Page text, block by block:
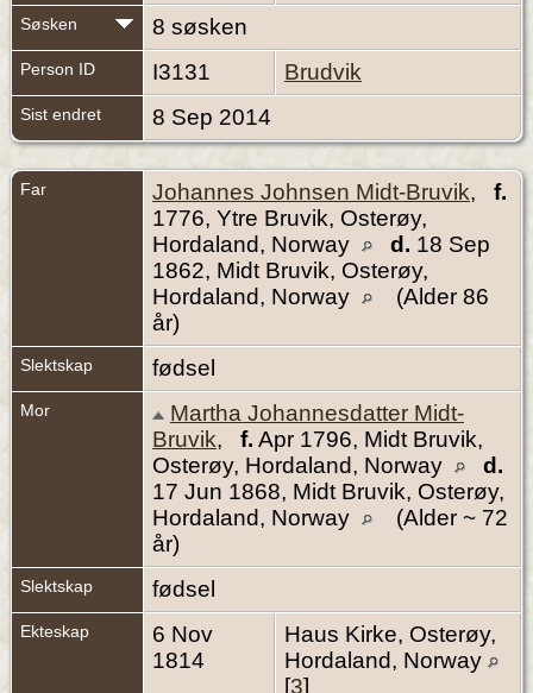
Søsken 8 søsken
Person ID I3131 Brudvik
Sist endret 8 Sep 2014
Far Johannes Johnsen Midt-Bruvik, f.
1776, Ytre Bruvik, Osterøy,
Hordaland, Norway
d. 18 Sep
1862, Midt Bruvik, Osterøy,
Hordaland, Norway
(Alder 86
år)
Slektskap fødsel
Mor
Martha Johannesdatter Midt-
Bruvik, f. Apr 1796, Midt Bruvik,
Osterøy, Hordaland, Norway
d.
17 Jun 1868, Midt Bruvik, Osterøy,
Hordaland, Norway
(Alder ~ 72
år)
Slektskap fødsel
Ekteskap
6 Nov
1814
Haus Kirke, Osterøy,
Hordaland, Norway
[3]